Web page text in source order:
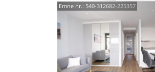
Emne nr.: 540-312682-225357